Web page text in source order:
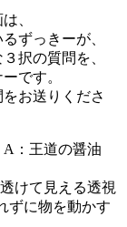
、
ずっきーが、
択の質問を、
です。
お送りくださ
A：王道の醤油
て見える透視
に物を動かす